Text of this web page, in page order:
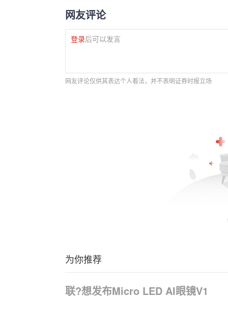
网友评论
登录后可以发言
网友评论仅供其表达个人看法，并不表明证券时报立场
为你推荐
联?想发布Micro LED AI眼镜V1